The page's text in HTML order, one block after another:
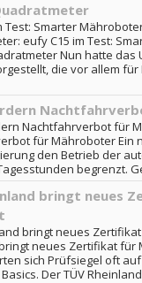
Test: Smarter
eufy C15 im Test:
Nun hatte das
die vor allem
Nachtfahrverbot für
für Mähroboter Ein
den Betrieb der
begrenzt.
bringt neues
bringt neues
neues Zertifikat für
sich Prüfsiegel oft
Der TÜV